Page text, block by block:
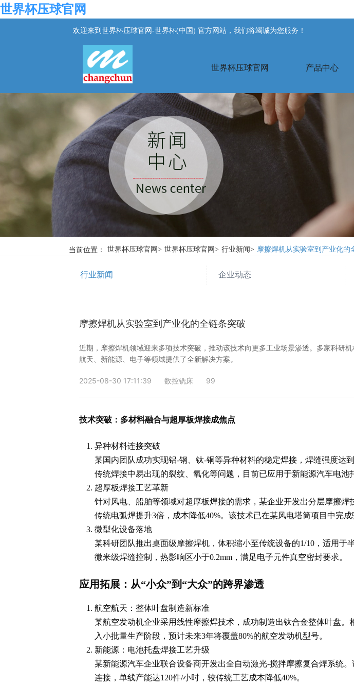
世界杯压球官网
欢迎来到世界杯压球官网-世界杯(中国) 官方网站，我们将竭诚为您服务！
世界杯压球官网 产品中心
当前位置： 世界杯压球官网> 世界杯压球官网> 行业新闻> 摩擦焊机从实验室到产业化的
行业新闻 企业动态
摩擦焊机从实验室到产业化的全链条突破
近期，摩擦焊机领域迎来多项技术突破，推动该技术向更多工业场景渗透。多家科研
航天、新能源、电子等领域提供了全新解决方案。
2025-08-30 17:11:39 数控铣床 99
技术突破：多材料融合与超厚板焊接成焦点
异种材料连接突破
某国内团队成功实现铝-钢、钛-铜等异种材料的稳定焊接，焊缝强度达
传统焊接中易出现的裂纹、氧化等问题，目前已应用于新能源汽车电池
超厚板焊接工艺革新
针对风电、船舶等领域对超厚板焊接的需求，某企业开发出分层摩擦
传统电弧焊提升3倍，成本降低40%。该技术已在某风电塔筒项目中完成
微型化设备落地
某科研团队推出桌面级摩擦焊机，体积缩小至传统设备的1/10，适用
微米级焊缝控制，热影响区小于0.2mm，满足电子元件真空密封要求。
应用拓展：从“小众”到“大众”的跨界渗透
航空航天：整体叶盘制造新标准
某航空发动机企业采用线性摩擦焊技术，成功制造出钛合金整体叶盘
入小批量生产阶段，预计未来3年将覆盖80%的航空发动机型号。
新能源：电池托盘焊接工艺升级
某新能源汽车企业联合设备商开发出全自动激光-搅拌摩擦复合焊系统
连接，单线产能达120件/小时，较传统工艺成本降低40%。